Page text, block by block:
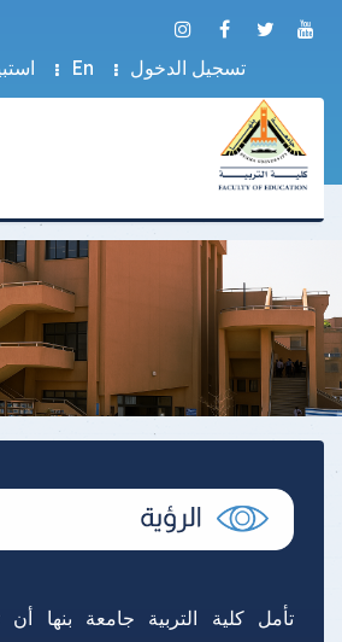
تسجيل الدخول En
تأمل كلية التربية جامعة بنها